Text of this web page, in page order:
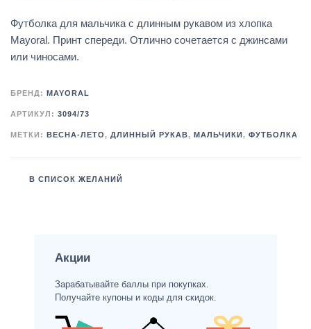
Футболка для мальчика с длинным рукавом из хлопка
Mayoral. Принт спереди. Отлично сочетается с джинсами
или чиносами.
БРЕНД: MAYORAL
АРТИКУЛ: 3094/73
МЕТКИ: ВЕСНА-ЛЕТО, ДЛИННЫЙ РУКАВ, МАЛЬЧИКИ , ФУТБОЛКА
В СПИСОК ЖЕЛАНИЙ
Акции
Зарабатывайте баллы при покупках.
Получайте купоны и коды для скидок.